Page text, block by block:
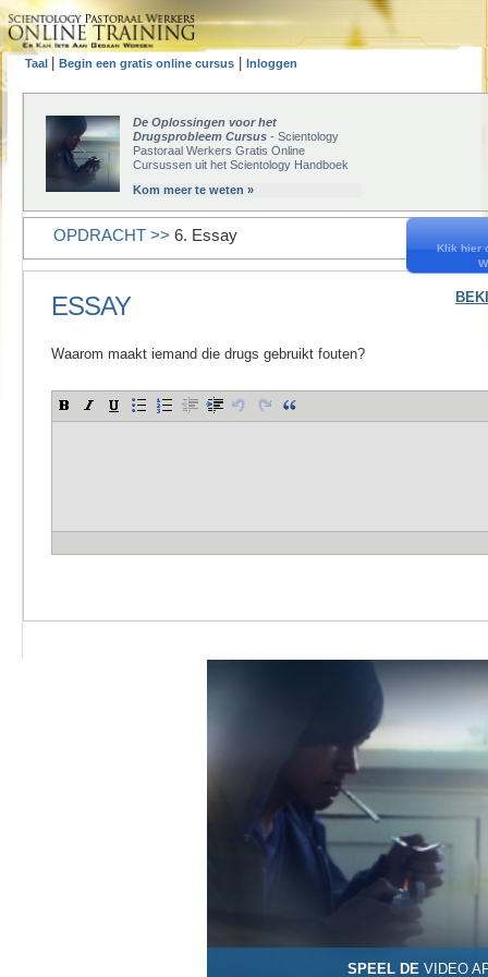
Taal Begin een gratis online cursus Inloggen
SPEEL DE VIDEO
De Oplossingen voor het
Drugsprobleem Cursus - Scientology
Pastoraal Werkers Gratis Online
Cursussen uit het Scientology Handboek
Kom meer te weten »
Klik hier
OPDRACHT >> 6. Essay
ESSAY
Waarom maakt iemand die drugs gebruikt fouten?